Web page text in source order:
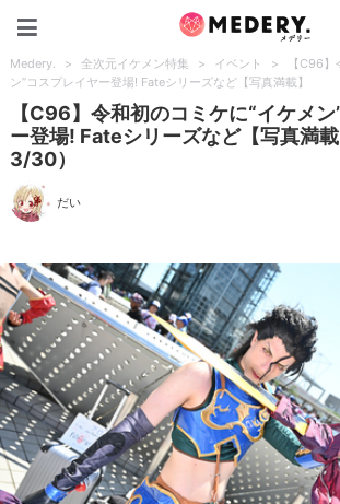
Medery. > 全次元イケメン特集 > イベント >
【C96
ン”コスプレイヤー登場! Fateシリーズなど【写真満載】
【C96】令和初のコミケに“イケメ
ー登場! Fateシリーズなど【写真満
3/30）
だい